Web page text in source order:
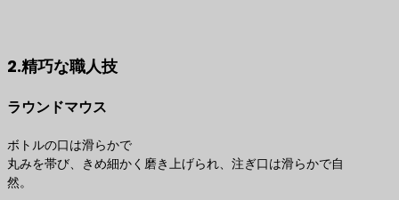
2.精巧な職人技
ラウンドマウス
ボトルの口は滑らかで
丸みを帯び、きめ細かく磨き上げられ、注ぎ口は滑らかで自
然。